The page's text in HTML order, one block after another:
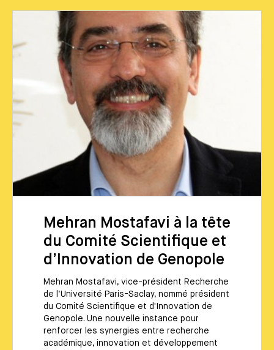
Mehran Mostafavi à la tête
du Comité Scientifique et
d’Innovation de Genopole
Mehran Mostafavi, vice-président Recherche
de l’Université Paris-Saclay, nommé président
du Comité Scientifique et d'Innovation de
Genopole. Une nouvelle instance pour
renforcer les synergies entre recherche
académique, innovation et développement